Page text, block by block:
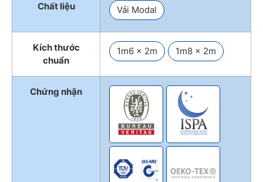
Chất liệu Vải Modal
Kích thước
chuẩn
1m6 x 2m 1m8 x 2m
Chứng nhận